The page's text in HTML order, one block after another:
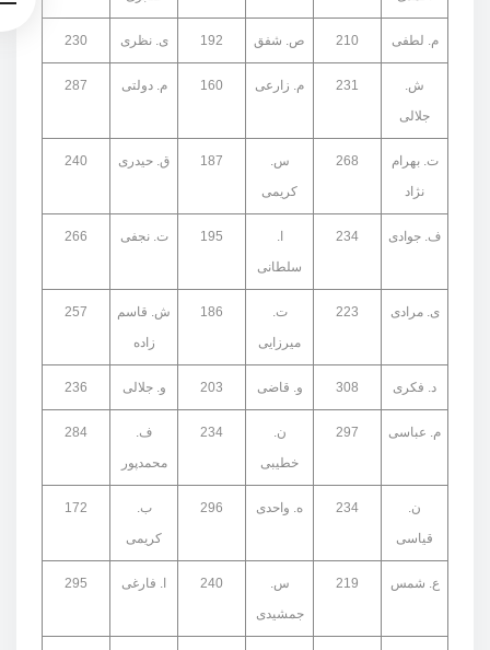
م. لطفی 210 ص. شفق 192 ی. نظری 230
ش.
جلالی
231 م. زارعی 160 م. دولتی 287
ت. بهرام
نژاد
268
س.
کریمی
187 ق. حیدری 240
ف. جوادی 234
ا.
سلطانی
195 ت. نجفی 266
ی. مرادی 223
ت.
میرزایی
186
ش. قاسم
زاده
257
د. فکری 308 و. قاضی 203 و. جلالی 236
م. عباسی 297
ن.
خطیبی
234
ف.
محمدپور
284
ن.
قیاسی
234 ه. واحدی 296
ب.
کریمی
172
ع. شمس 219
س.
جمشیدی
240 ا. فارغی 295